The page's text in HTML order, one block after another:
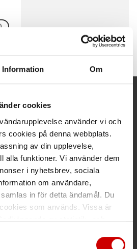
Information Om
cookies
använder vi och
cookies på denna webbplats.
av din upplevelse,
alla funktioner. Vi använder dem
i nyhetsbrev, sociala
om användare,
in för detta ändamål. Du
som används. Vissa är
av statistik- och
dataskyddsnormer. Genom
och orderfrågor
019 - 35 10 30
Växel
019 - 35 10 00